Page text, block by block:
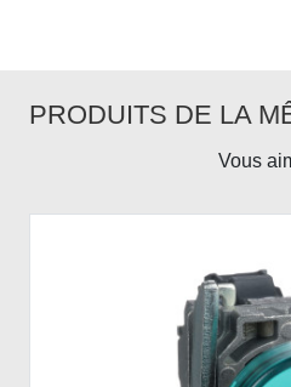
PRODUITS DE LA
Vous